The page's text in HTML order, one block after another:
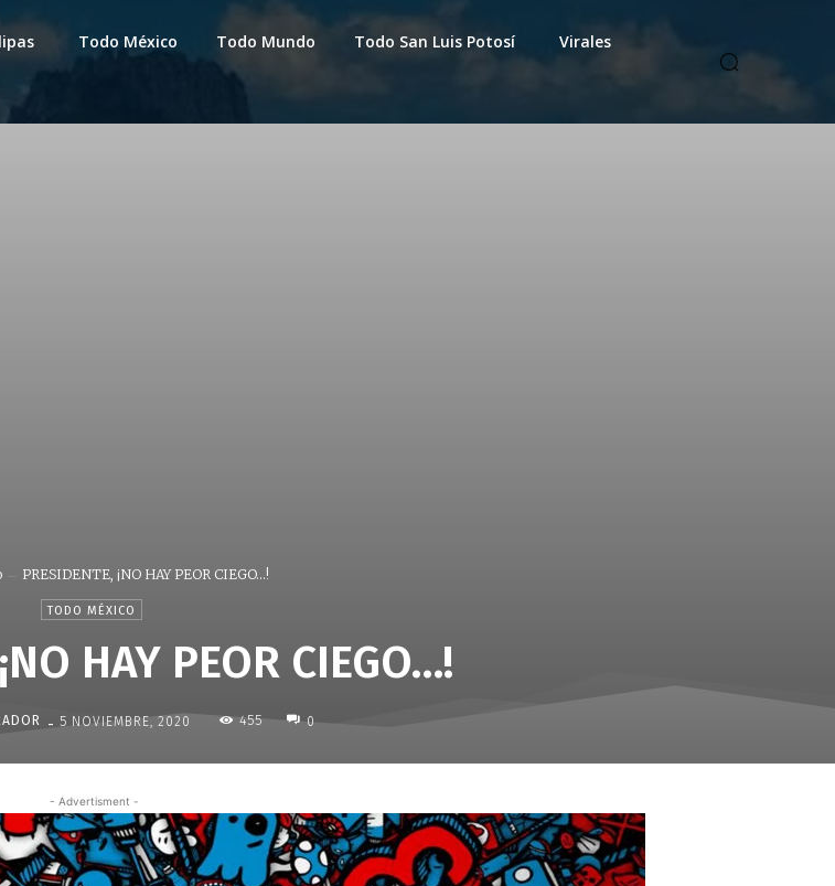
Todo México Todo Mundo Todo San Luis Potosí
Virales
PRESIDENTE, ¡NO HAY PEOR CIEGO…!
TODO MÉXICO
HAY PEOR CIEGO…!
- 5 NOVIEMBRE, 2020 455 0
- Advertisment -